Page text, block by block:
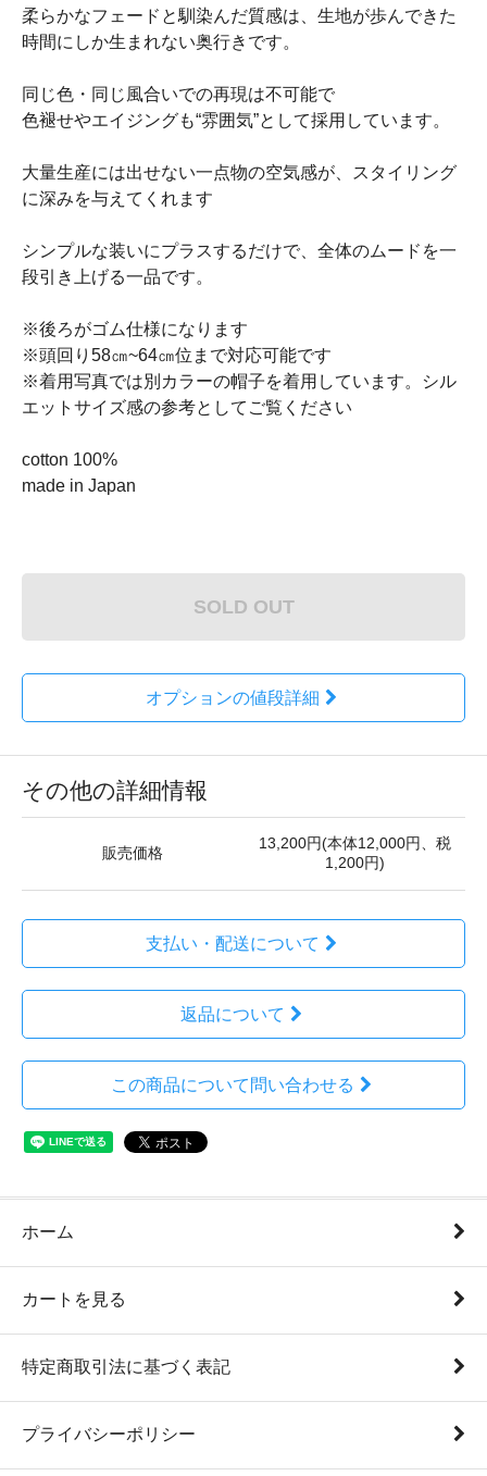
柔らかなフェードと馴染んだ質感は、生地が歩んできた
時間にしか生まれない奥行きです。
同じ色・同じ風合いでの再現は不可能で
色褪せやエイジングも“雰囲気”として採用しています。
大量生産には出せない一点物の空気感が、スタイリング
に深みを与えてくれます
シンプルな装いにプラスするだけで、全体のムードを一
段引き上げる一品です。
※後ろがゴム仕様になります
※頭回り58㎝~64㎝位まで対応可能です
※着用写真では別カラーの帽子を着用しています。シル
エットサイズ感の参考としてご覧ください
cotton 100%
made in Japan
SOLD OUT
オプションの値段詳細
その他の詳細情報
販売価格
13,200円(本体12,000円、税
1,200円)
支払い・配送について
返品について
この商品について問い合わせる
ホーム
カートを見る
特定商取引法に基づく表記
プライバシーポリシー